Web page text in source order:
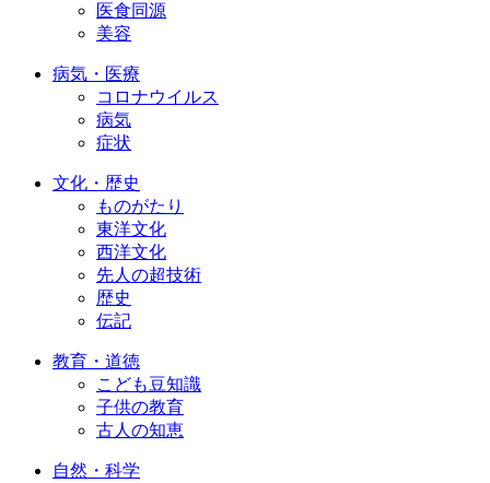
医食同源
美容
病気・医療
コロナウイルス
病気
症状
文化・歴史
ものがたり
東洋文化
西洋文化
先人の超技術
歴史
伝記
教育・道徳
こども豆知識
子供の教育
古人の知恵
自然・科学